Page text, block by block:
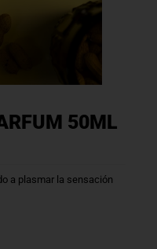
50ML
a plasmar la sensación